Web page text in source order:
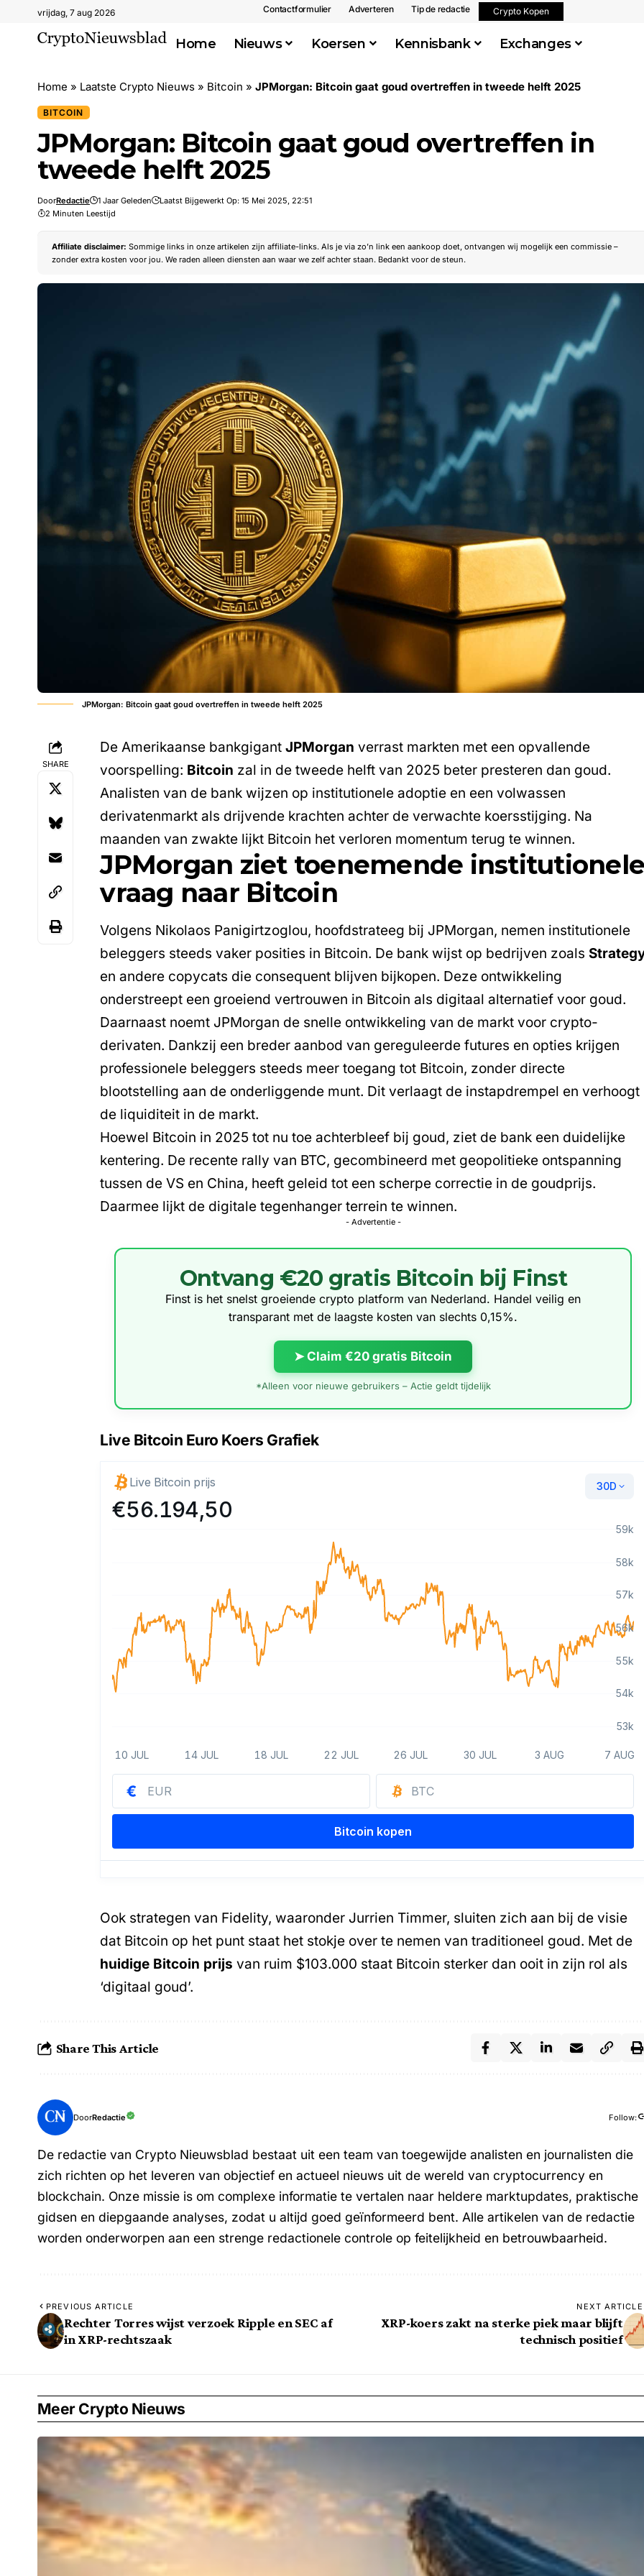
vrijdag, 7 aug 2026 Contactformulier Adverteren Tip de redactie Crypto Kopen
Home Nieuws Koersen Kennisbank Exchanges
Home » Laatste Crypto Nieuws » Bitcoin » JPMorgan: Bitcoin gaat goud overtreffen in tweede helft 2025
BITCOIN
JPMorgan: Bitcoin gaat goud overtreffen in
tweede helft 2025
DoorRedactie 1 Jaar Geleden
Laatst Bijgewerkt Op: 15 Mei 2025, 22:51
2 Minuten Leestijd
Affiliate disclaimer: Sommige links in onze artikelen zijn affiliate-links. Als je via zo’n link een aankoop doet, ontvangen wij mogelijk een commissie –
zonder extra kosten voor jou. We raden alleen diensten aan waar we zelf achter staan. Bedankt voor de steun.
JPMorgan: Bitcoin gaat goud overtreffen in tweede helft 2025
SHARE
De Amerikaanse bankgigantJPMorgan verrast markten met een opvallende
voorspelling: Bitcoin zal in de tweede helft van 2025 beter presteren dan goud.
Analisten van de bank wijzen op institutionele adoptie en een volwassen
derivatenmarkt als drijvende krachten achter de verwachte koersstijging. Na
maanden van zwakte lijkt Bitcoin het verloren momentum terug te winnen.
JPMorgan ziet toenemende
vraag naar Bitcoin
Volgens Nikolaos Panigirtzoglou, hoofdstrateeg bij JPMorgan, nemen institutionele
beleggers steeds vaker posities in Bitcoin. De bank wijst op bedrijven zoals
en andere copycats die consequent blijven bijkopen. Deze ontwikkeling
onderstreept een groeiend vertrouwen in Bitcoin als digitaal alternatief voor goud.
Daarnaast noemt JPMorgan de snelle ontwikkeling van de markt voor crypto-
derivaten. Dankzij een breder aanbod van gereguleerde futures en opties krijgen
professionele beleggers steeds meer toegang tot Bitcoin, zonder directe
blootstelling aan de onderliggende munt. Dit verlaagt de instapdrempel en verhoogt
de liquiditeit in de markt.
Hoewel Bitcoin in 2025 tot nu toe achterbleef bij goud, ziet de bank een duidelijke
kentering. De recente rally van BTC, gecombineerd met geopolitieke ontspanning
tussen de VS en China, heeft geleid tot een scherpe correctie in de goudprijs.
Daarmee lijkt de digitale tegenhanger terrein te winnen.
- Advertentie -
Ontvang €20 gratis Bitcoin bij Finst
Finst is het snelst groeiende crypto platform van Nederland. Handel veilig en
transparant met de laagste kosten van slechts 0,15%.
➤ Claim €20 gratis Bitcoin
*Alleen voor nieuwe gebruikers – Actie geldt tijdelijk
Live Bitcoin Euro Koers Grafiek
Ook strategen van Fidelity, waaronder Jurrien Timmer, sluiten zich aan bij de visie
dat Bitcoin op het punt staat het stokje over te nemen van traditioneel goud. Met de
huidige Bitcoin prijs van ruim $103.000 staat Bitcoin sterker dan ooit in zijn rol als
‘digitaal goud’.
Share This Article
DoorRedactie Follow:
De redactie van Crypto Nieuwsblad bestaat uit een team van toegewijde analisten en journalisten die
zich richten op het leveren van objectief en actueel nieuws uit de wereld van cryptocurrency en
blockchain. Onze missie is om complexe informatie te vertalen naar heldere marktupdates, praktische
gidsen en diepgaande analyses, zodat u altijd goed geïnformeerd bent. Alle artikelen van de redactie
worden onderworpen aan een strenge redactionele controle op feitelijkheid en betrouwbaarheid.
PREVIOUS ARTICLE
Rechter Torres wijst verzoek Ripple en SEC af
in XRP-rechtszaak
NEXT ARTICLE
XRP-koers zakt na sterke piek maar blijft
technisch positief
Meer Crypto Nieuws